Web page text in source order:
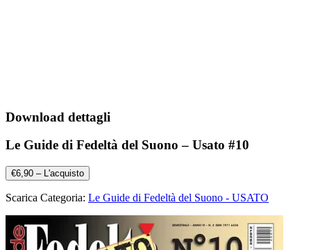
Download dettagli
Le Guide di Fedeltà del Suono – Usato #10
€6,90 – L'acquisto
Scarica Categoria: Le Guide di Fedeltà del Suono - USATO